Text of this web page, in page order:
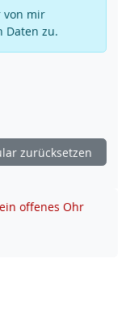
von mir
Daten zu.
zurücksetzen
offenes Ohr